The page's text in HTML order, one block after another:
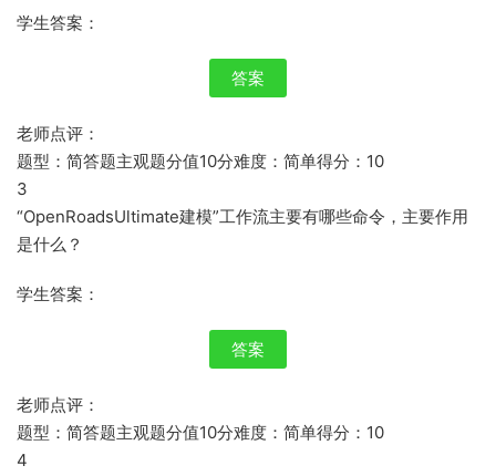
学生答案：
答案
老师点评：
题型：简答题主观题分值10分难度：简单得分：10
3
“OpenRoadsUltimate建模”工作流主要有哪些命令，主要作用
是什么？
学生答案：
答案
老师点评：
题型：简答题主观题分值10分难度：简单得分：10
4